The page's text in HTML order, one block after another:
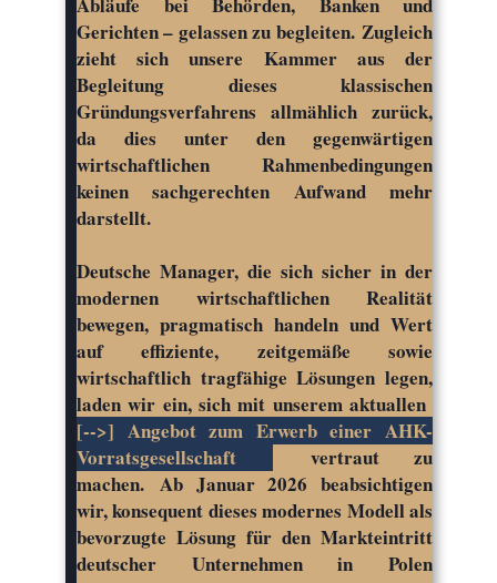
Gerichten – gelassen zu begleiten. Zugleich
zieht sich unsere Kammer aus der
Begleitung dieses klassischen
Gründungsverfahrens allmählich zurück,
da dies unter den gegenwärtigen
wirtschaftlichen Rahmenbedingungen
keinen sachgerechten Aufwand mehr
darstellt.
Deutsche Manager, die sich sicher in der
modernen wirtschaftlichen Realität
bewegen, pragmatisch handeln und Wert
auf effiziente, zeitgemäße sowie
wirtschaftlich tragfähige Lösungen legen,
laden wir ein, sich mit unserem aktuallen
[-->] Angebot zum Erwerb einer AHK-
Vorratsgesellschaft
vertraut zu
machen. Ab Januar 2026 beabsichtigen
wir, konsequent dieses modernes Modell als
bevorzugte Lösung für den Markteintritt
deutscher Unternehmen in Polen